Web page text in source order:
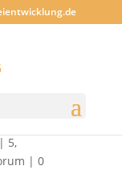
5,
| 0